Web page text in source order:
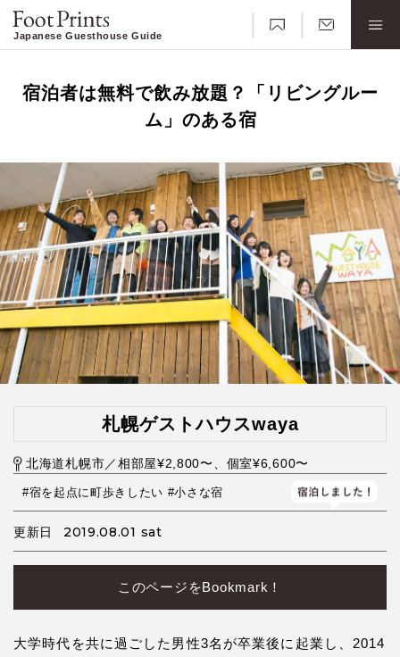
Japanese Guesthouse Guide
宿泊者は無料で飲み放題？「リビングルー
ム」のある宿
札幌ゲストハウスwaya
北海道札幌市／相部屋¥2,800〜、個室¥6,600〜
#宿を起点に町歩きしたい #小さな宿
更新日 2019.08.01 sat
このページをBookmark！
大学時代を共に過ごした男性3名が卒業後に起業し、2014